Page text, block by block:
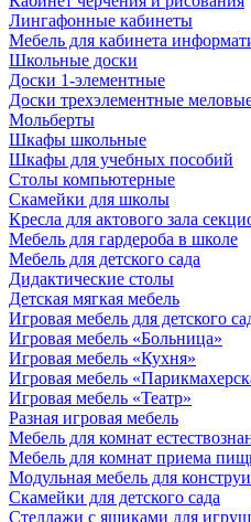
Лингафонные кабинеты
Мебель для кабинета
Школьные доски
Доски 1-элементные
Доски трехэлементные
Мольберты
Шкафы школьные
Шкафы для учебных пособий
Столы компьютерные
Скамейки для школы
Кресла для актового зала
Мебель для гардероба в школе
Мебель для детского сада
Дидактические столы
Детская мягкая мебель
Игровая мебель для детского
Игровая мебель «Больница»
Игровая мебель «Кухня»
Игровая мебель
Игровая мебель «Театр»
Разная игровая мебель
Мебель для комнат
Мебель для комнат приема
Модульная мебель для
Скамейки для детского сада
Стеллажи с ящиками для